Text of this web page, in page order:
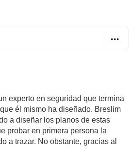
experto en seguridad que termina
él mismo ha diseñado. Breslim
a diseñar los planos de estas
probar en primera persona la
a trazar. No obstante, gracias al